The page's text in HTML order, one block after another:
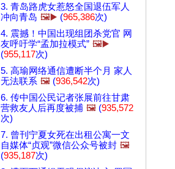
3. 青岛路虎女惹怒全国退伍军人
冲向青岛 🖼️▶️ (965,386次)
4. 震撼！中国出现组团杀党官 网
友呼吁学“孟加拉模式” 🖼️▶️
(955,117次)
5. 高瑜网络通信遭断半个月 家人
无法联系 🖼️ (936,542次)
6. 传中国公民记者张展前往甘肃
营救友人后再度被捕 🖼️ (935,572
次)
7. 曾刊宁夏女死在出租公寓一文
自媒体“贞观”微信公众号被封 🖼️
(935,187次)